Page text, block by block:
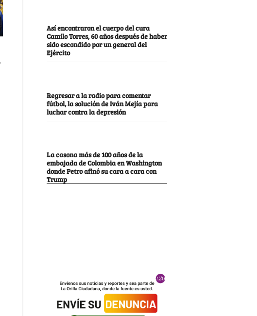
Así encontraron el cuerpo del cura
Camilo Torres, 60 años después de haber
sido escondido por un general del
Ejército
Regresar a la radio para comentar
fútbol, la solución de Iván Mejía para
luchar contra la depresión
La casona más de 100 años de la
embajada de Colombia en Washington
donde Petro afinó su cara a cara con
Trump